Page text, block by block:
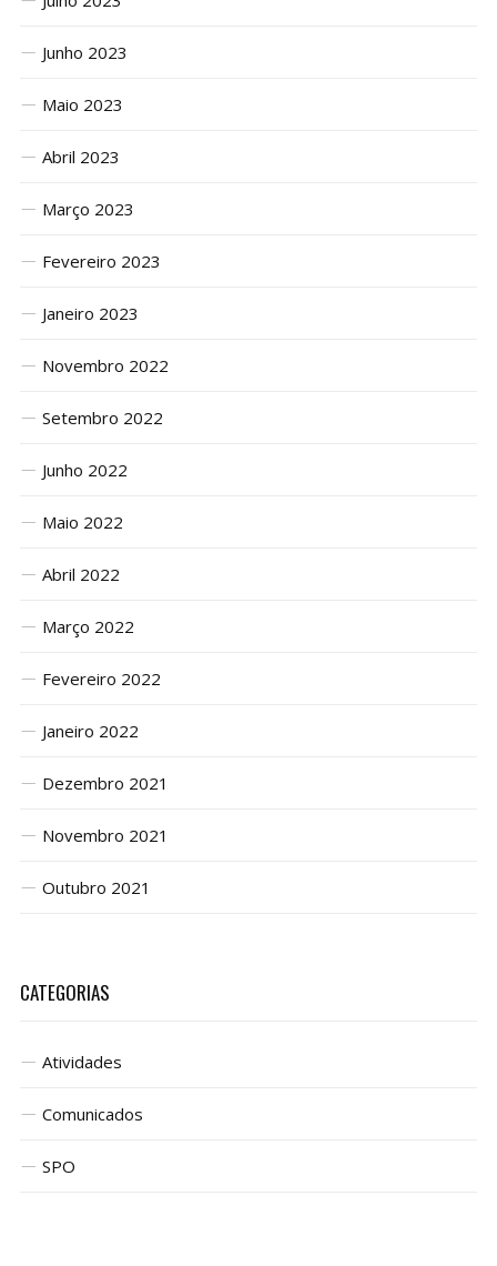
Junho 2023
Maio 2023
Abril 2023
Março 2023
Fevereiro 2023
Janeiro 2023
Novembro 2022
Setembro 2022
Junho 2022
Maio 2022
Abril 2022
Março 2022
Fevereiro 2022
Janeiro 2022
Dezembro 2021
Novembro 2021
Outubro 2021
CATEGORIAS
Atividades
Comunicados
SPO